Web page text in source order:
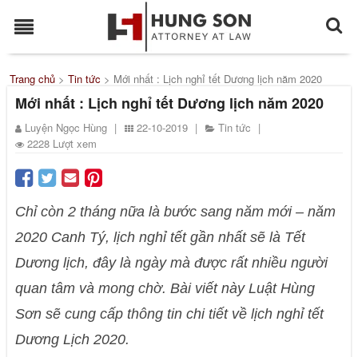
Trang chủ >Tin tức > Mới nhất : Lịch nghỉ tết Dương lịch năm 2020
Mới nhất : Lịch nghỉ tết Dương lịch năm 2020
Luyện Ngọc Hùng | 22-10-2019 | Tin tức |
2228 Lượt xem
Chỉ còn 2 tháng nữa là bước sang năm mới – năm
2020 Canh Tý, lịch nghỉ tết gần nhất sẽ là Tết
Dương lịch, đây là ngày mà được rất nhiều người
quan tâm và mong chờ. Bài viết này Luật Hùng
Sơn sẽ cung cấp thông tin chi tiết về lịch nghỉ tết
Dương Lịch 2020.